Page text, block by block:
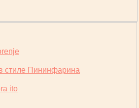
стиле Пининфарина
ito